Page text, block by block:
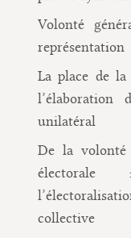
Volonté
représentation
La place de la
l’élaboration
unilatéral
De la
collective